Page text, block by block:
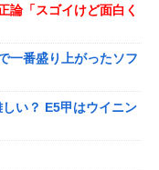
論「スゴイけど面白く
一番盛り上がったソフ
しい？ E5甲はウイニン